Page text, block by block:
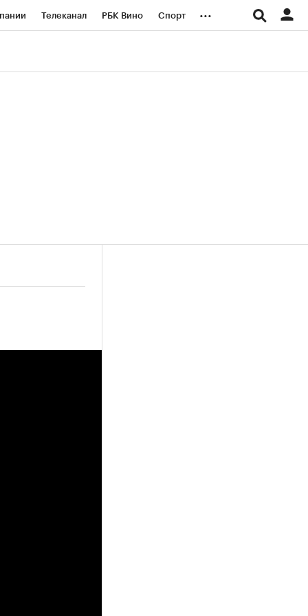
Телеканал РБК Вино Спорт ...